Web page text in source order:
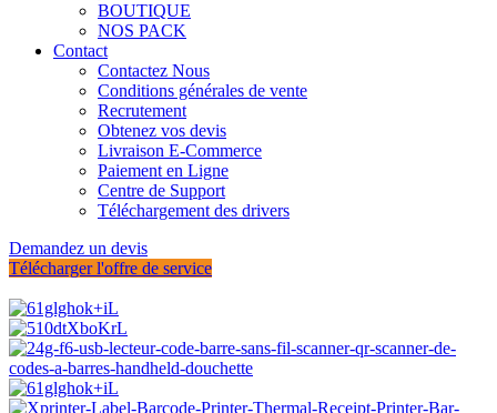
BOUTIQUE
NOS PACK
Contact
Contactez Nous
Conditions générales de vente
Recrutement
Obtenez vos devis
Livraison E-Commerce
Paiement en Ligne
Centre de Support
Téléchargement des drivers
Demandez un devis
Télécharger l'offre de service